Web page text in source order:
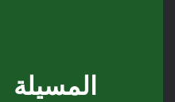
المسيلة